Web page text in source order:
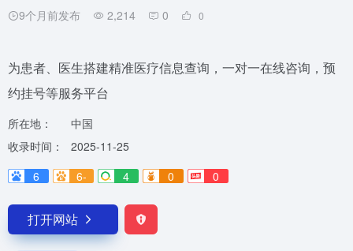
9个月前发布 2,214 0 0
为患者、医生搭建精准医疗信息查询，一对一在线咨询，预
约挂号等服务平台
所在地：
中国
收录时间：
2025-11-25
6
6- 4 0 0
打开网站